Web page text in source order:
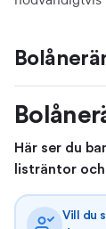
Här ser du
listräntor
Vill du